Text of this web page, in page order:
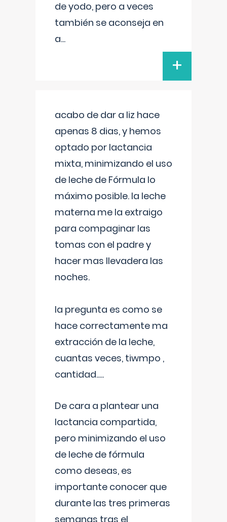
de yodo, pero a veces
también se aconseja en
a...
+
acabo de dar a liz hace
apenas 8 dias, y hemos
optado por lactancia
mixta, minimizando el uso
de leche de Fórmula lo
máximo posible. la leche
materna me la extraigo
para compaginar las
tomas con el padre y
hacer mas llevadera las
noches.
la pregunta es como se
hace correctamente ma
extracción de la leche,
cuantas veces, tiwmpo ,
cantidad.....
De cara a plantear una
lactancia compartida,
pero minimizando el uso
de leche de fórmula
como deseas, es
importante conocer que
durante las tres primeras
semanas tras el